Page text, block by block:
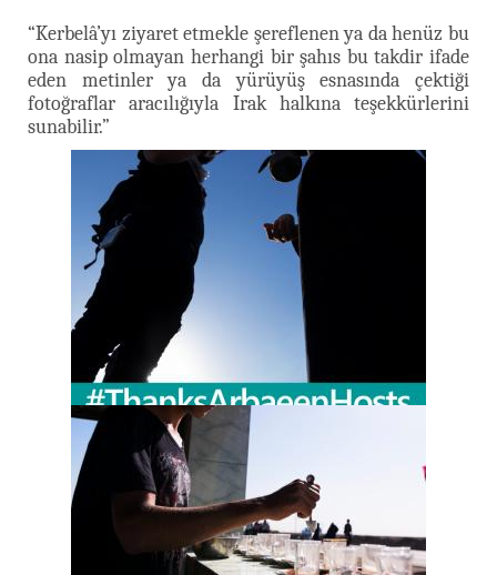
“Kerbelâ’yı ziyaret etmekle şereflenen ya da henüz bu
ona nasip olmayan herhangi bir şahıs bu takdir ifade
eden metinler ya da yürüyüş esnasında çektiği
fotoğraflar aracılığıyla Irak halkına teşekkürlerini
sunabilir.”